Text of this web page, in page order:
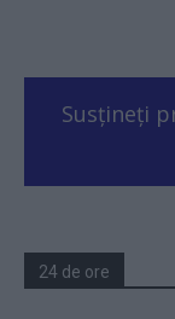
Susțineți
24 de ore